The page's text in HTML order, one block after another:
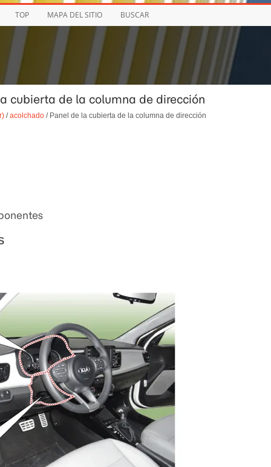
TOP MAPA DEL SITIO BUSCAR
cubierta de la columna de dirección
/acolchado/ Panel de la cubierta de la columna de dirección